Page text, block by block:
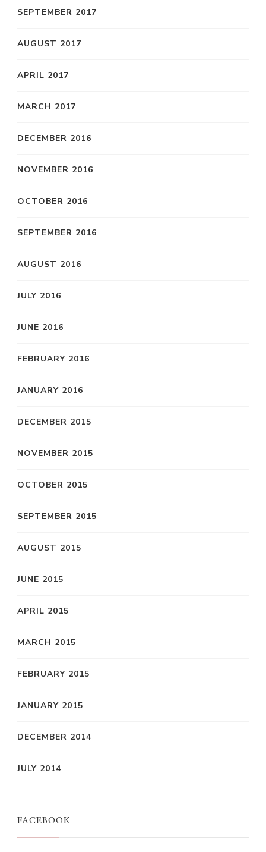
SEPTEMBER 2017
AUGUST 2017
APRIL 2017
MARCH 2017
DECEMBER 2016
NOVEMBER 2016
OCTOBER 2016
SEPTEMBER 2016
AUGUST 2016
JULY 2016
JUNE 2016
FEBRUARY 2016
JANUARY 2016
DECEMBER 2015
NOVEMBER 2015
OCTOBER 2015
SEPTEMBER 2015
AUGUST 2015
JUNE 2015
APRIL 2015
MARCH 2015
FEBRUARY 2015
JANUARY 2015
DECEMBER 2014
JULY 2014
FACEBOOK